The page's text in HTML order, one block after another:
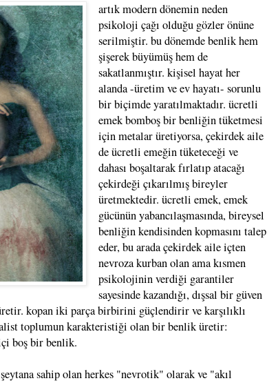
artık modern dönemin neden
psikoloji çağı olduğu gözler önüne
serilmiştir. bu dönemde benlik hem
şişerek büyümüş hem de
sakatlanmıştır. kişisel hayat her
alanda -üretim ve ev hayatı- sorunlu
bir biçimde yaratılmaktadır. ücretli
emek bomboş bir benliğin tüketmesi
için metalar üretiyorsa, çekirdek aile
de ücretli emeğin tüketeceği ve
dahası boşaltarak fırlatıp atacağı
çekirdeği çıkarılmış bireyler
üretmektedir. ücretli emek, emek
gücünün yabancılaşmasında, bireysel
benliğin kendisinden kopmasını talep
eder, bu arada çekirdek aile içten
nevroza kurban olan ama kısmen
psikolojinin verdiği garantiler
sayesinde kazandığı, dışsal bir güven
kopan iki parça birbirini güçlendirir ve karşılıklı
toplumun karakteristiği olan bir benlik üretir:
boş bir benlik.
sahip olan herkes "nevrotik" olarak ve "akıl